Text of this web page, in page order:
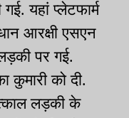
यहां प्लेटफार्म
आरक्षी एसएन
पर गई.
कुमारी को दी.
लड़की के